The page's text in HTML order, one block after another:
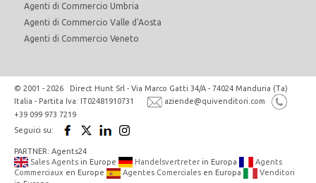
Agenti di Commercio Umbria
Agenti di Commercio Valle d'Aosta
Agenti di Commercio Veneto
© 2001 - 2026 Direct Hunt Srl - Via Marco Gatti 34/A - 74024 Manduria (Ta)
Italia - Partita Iva: IT02481910731
aziende@quivenditori.com
+39 099 973 7219
Seguici su:
PARTNER: Agents24
Sales Agents in Europe Handelsvertreter in Europa
Agents
Commerciaux en Europe Agentes Comerciales en Europa
Venditori